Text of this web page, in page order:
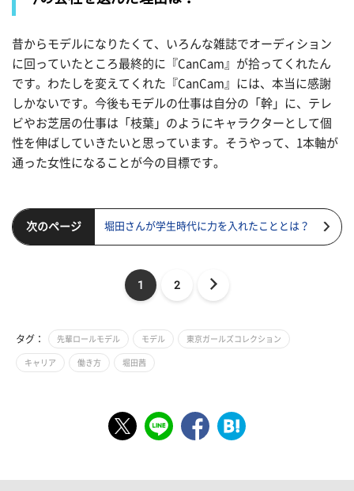
昔からモデルになりたくて、いろんな雑誌でオーディション
に回っていたところ最終的に『CanCam』が拾ってくれたん
です。わたしを変えてくれた『CanCam』には、本当に感謝
しかないです。今後もモデルの仕事は自分の「幹」に、テレ
ビやお芝居の仕事は「枝葉」のようにキャラクターとして個
性を伸ばしていきたいと思っています。そうやって、1本軸が
通った女性になることが今の目標です。
次のページ 堀田さんが学生時代に力を入れたこととは？
1 2
タグ： 先輩ロールモデル モデル 東京ガールズコレクション
キャリア 働き方 堀田茜